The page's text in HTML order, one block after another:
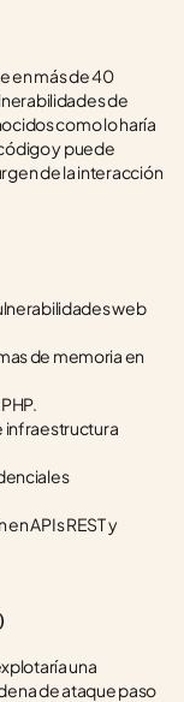
en más de 40
de
como lo haría
y puede
de la interacción
web
de memoria en
infraestructura
APIs REST y
una
de ataque paso